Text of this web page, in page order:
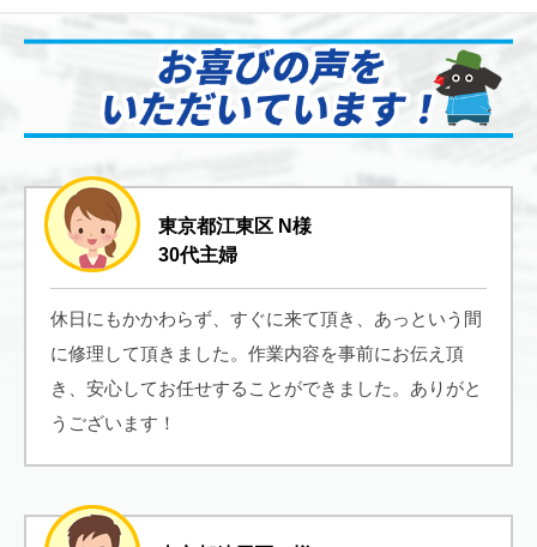
東京都江東区 N様
30代主婦
休日にもかかわらず、すぐに来て頂き、あっという間
に修理して頂きました。作業内容を事前にお伝え頂
き、安心してお任せすることができました。ありがと
うございます！